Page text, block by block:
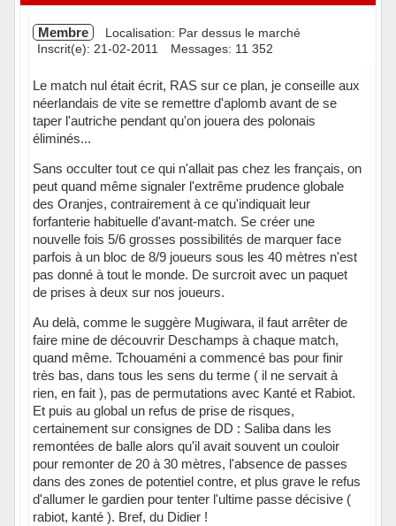
Membre
Localisation: Par dessus le marché
Inscrit(e): 21-02-2011
Messages: 11 352
Le match nul était écrit, RAS sur ce plan, je conseille aux
néerlandais de vite se remettre d'aplomb avant de se
taper l'autriche pendant qu'on jouera des polonais
éliminés...
Sans occulter tout ce qui n'allait pas chez les français, on
peut quand même signaler l'extrême prudence globale
des Oranjes, contrairement à ce qu'indiquait leur
forfanterie habituelle d'avant-match. Se créer une
nouvelle fois 5/6 grosses possibilités de marquer face
parfois à un bloc de 8/9 joueurs sous les 40 mètres n'est
pas donné à tout le monde. De surcroit avec un paquet
de prises à deux sur nos joueurs.
Au delà, comme le suggère Mugiwara, il faut arrêter de
faire mine de découvrir Deschamps à chaque match,
quand même. Tchouaméni a commencé bas pour finir
très bas, dans tous les sens du terme ( il ne servait à
rien, en fait ), pas de permutations avec Kanté et Rabiot.
Et puis au global un refus de prise de risques,
certainement sur consignes de DD : Saliba dans les
remontées de balle alors qu'il avait souvent un couloir
pour remonter de 20 à 30 mètres, l'absence de passes
dans des zones de potentiel contre, et plus grave le refus
d'allumer le gardien pour tenter l'ultime passe décisive (
rabiot, kanté ). Bref, du Didier !